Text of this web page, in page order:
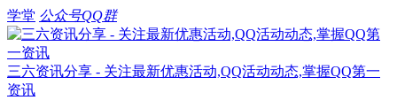
学堂 公众号QQ群
三六资讯分享 - 关注最新优惠活动,QQ活动动态,掌握QQ第一
资讯